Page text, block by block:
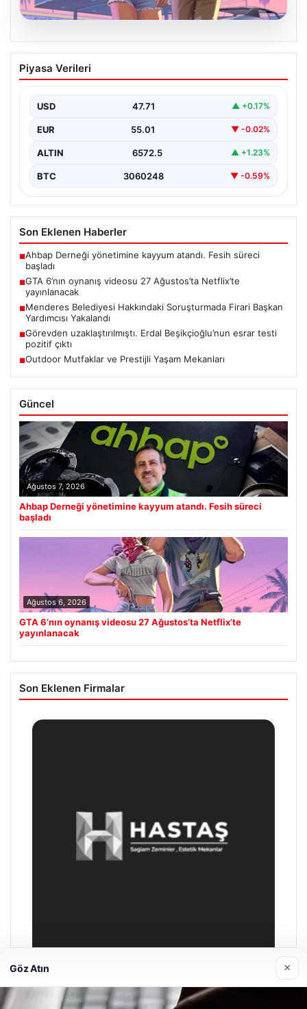
GTA 6’nın oynanış videosu 27
Ağustos’ta Netflix’te yayınlanacak
Ağustos’ta Netflix’te Yayınlanacak”, “content”: “ Güçlü
beklentilerin…
Piyasa Verileri
USD 47.71 ▲ +0.17%
EUR 55.01 ▼ -0.02%
ALTIN 6572.5 ▲ +1.23%
BTC 3060248 ▼ -0.59%
Son Eklenen Haberler
■Ahbap Derneği yönetimine kayyum atandı. Fesih süreci
başladı
■GTA 6’nın oynanış videosu 27 Ağustos’ta Netflix’te
yayınlanacak
■Menderes Belediyesi Hakkındaki Soruşturmada Firari Başkan
Yardımcısı Yakalandı
■Görevden uzaklaştırılmıştı. Erdal Beşikçioğlu’nun esrar testi
pozitif çıktı
■Outdoor Mutfaklar ve Prestijli Yaşam Mekanları
Güncel
Ağustos 7, 2026
Ahbap Derneği yönetimine kayyum atandı. Fesih süreci
başladı
Ağustos 6, 2026
GTA 6’nın oynanış videosu 27 Ağustos’ta Netflix’te
yayınlanacak
Son Eklenen Firmalar
Enes Kaplan Avukatlık Bürosu
Nisan 28, 2026
Göz Atın ×